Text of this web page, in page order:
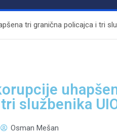
tri granična policajca i tri
službenika
Osman Mešan